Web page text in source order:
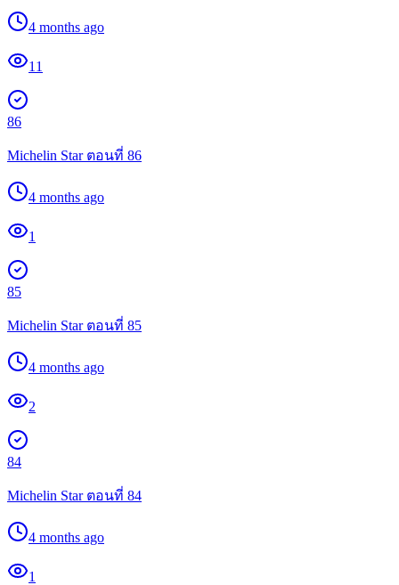
4 months ago
11
86
Michelin Star ตอนที่ 86
4 months ago
1
85
Michelin Star ตอนที่ 85
4 months ago
2
84
Michelin Star ตอนที่ 84
4 months ago
1